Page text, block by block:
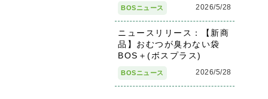
2026/5/28
BOSニュース
ニュースリリース：【新商
品】おむつが臭わない袋
BOS＋(ボスプラス)
2026/5/28
BOSニュース